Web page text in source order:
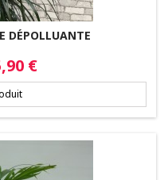
DÉPOLLUANTE
€